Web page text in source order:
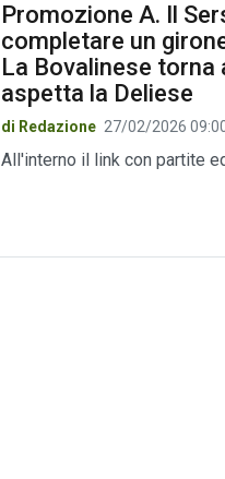
Promozione A. Il
completare un
La Bovalinese torna
aspetta la Deliese
di Redazione 27/02/2026
All'interno il link con partite